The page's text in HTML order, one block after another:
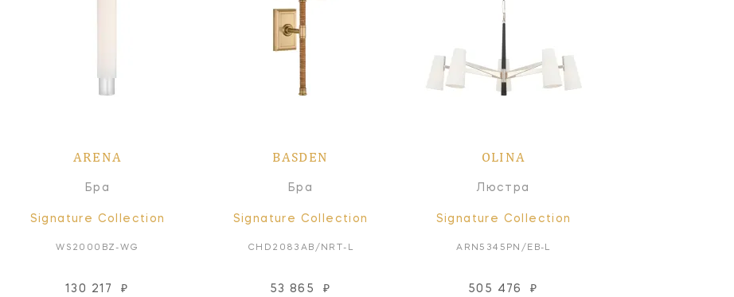
ARENA
Бра
Signature Collection
WS2000BZ-WG
130 217 ₽
BASDEN
Бра
Signature Collection
CHD2083AB/NRT-L
53 865 ₽
OLINA
Люстра
Signature Collection
ARN5345PN/EB-L
505 476 ₽